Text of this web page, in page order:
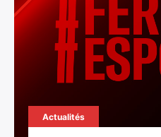
Actualités